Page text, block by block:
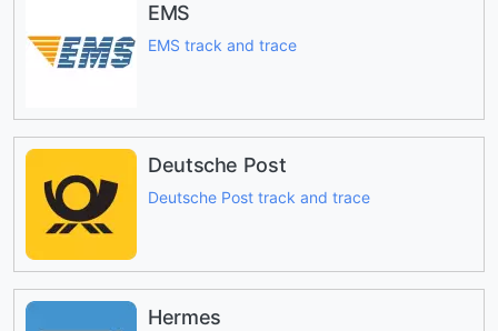
EMS
EMS track and trace
Deutsche Post
Deutsche Post track and trace
Hermes